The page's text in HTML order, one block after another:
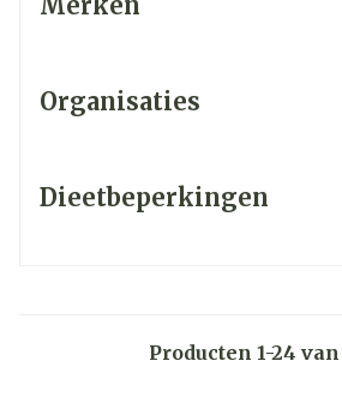
Organisaties
Dieetbeperkingen
Producten 1-24 van